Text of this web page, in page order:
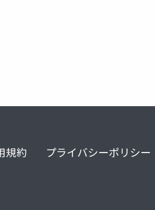
規約 プライバシーポリシー